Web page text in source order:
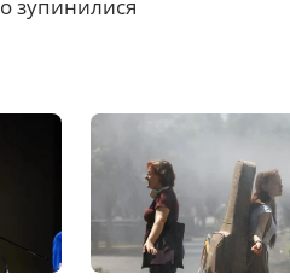
зупинилися